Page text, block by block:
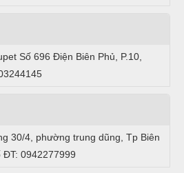
Số 696 Điện Biên Phủ, P.10,
30/4, phường trung dũng, Tp Biên
0942277999